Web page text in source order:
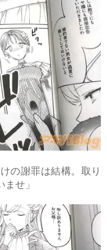
の謝罪は結構。取り
せ」